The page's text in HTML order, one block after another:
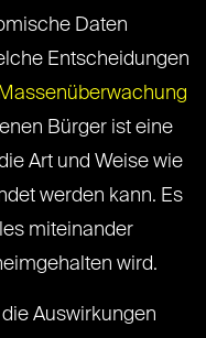
Daten
Entscheidungen
Bürger ist eine
Art und Weise wie
werden kann. Es
miteinander
wird.
Auswirkungen